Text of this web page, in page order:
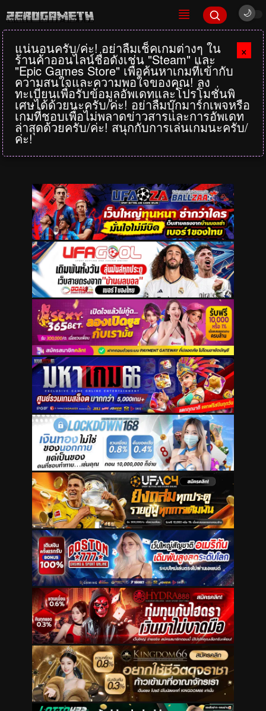
×
แน่นอนครับ/ค่ะ! อย่าลืมเช็คเกมต่างๆ ใน
ร้านค้าออนไลน์ชื่อดังเช่น "Steam" และ
"Epic Games Store" เพื่อค้นหาเกมที่เข้ากับ
ความสนใจและความพอใจของคุณ! ลง
ทะเบียนเพื่อรับข้อมูลอัพเดทและโปรโมชั่นพิ
เศษได้ด้วยนะครับ/ค่ะ! อย่าลืมบุ๊กมาร์กเพจหรือ
เกมที่ชอบเพื่อไม่พลาดข่าวสารและการอัพเดท
ล่าสุดด้วยครับ/ค่ะ! สนุกกับการเล่นเกมนะครับ/
ค่ะ!